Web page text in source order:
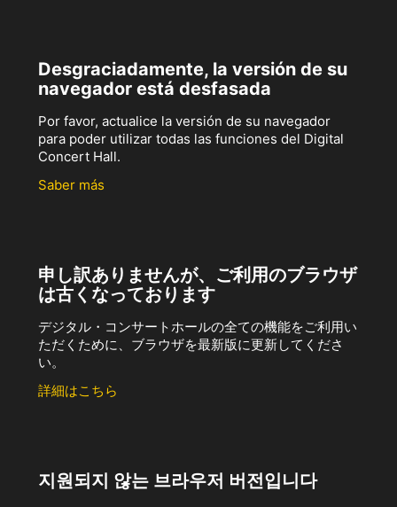
Desgraciadamente, la versión de su
navegador está desfasada
Por favor, actualice la versión de su navegador
para poder utilizar todas las funciones del Digital
Concert Hall.
Saber más
申し訳ありませんが、ご利用のブラウザ
は古くなっております
デジタル・コンサートホールの全ての機能をご利用い
ただくために、ブラウザを最新版に更新してくださ
い。
詳細はこちら
지원되지 않는 브라우저 버전입니다